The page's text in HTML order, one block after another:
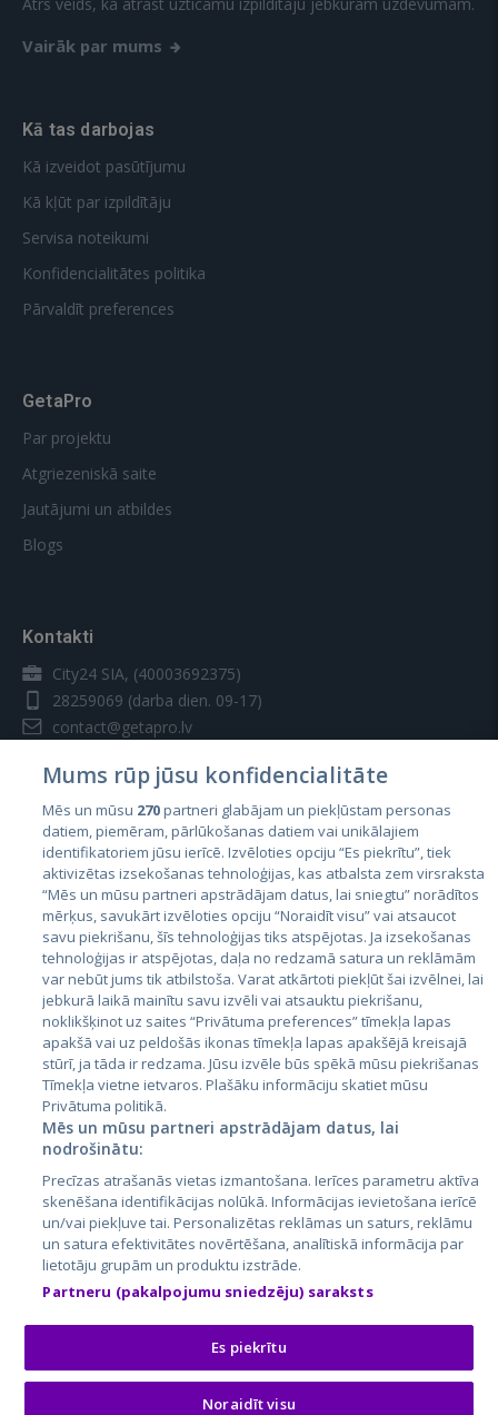
Ātrs veids, kā atrast uzticamu izpildītāju jebkuram uzdevumam.
Vairāk par mums
Kā tas darbojas
Kā izveidot pasūtījumu
Kā kļūt par izpildītāju
Servisa noteikumi
Konfidencialitātes politika
Pārvaldīt preferences
GetaPro
Par projektu
Atgriezeniskā saite
Jautājumi un atbildes
Blogs
Kontakti
City24 SIA, (40003692375)
28259069 (darba dien. 09-17)
contact@getapro.lv
Valstis
Igaunija
Latvija
Lietuva
City24.lv
City24.ee
GetaPro.lv
GetaPro.ee
Skelbiu.lt
Autoplius.lt
Aruodas.lt
CVbankas.lt
Kainos.lt
Paslaugos.lt
auto24.ee
Osta.ee
KuldneBörs.ee
Mums rūp jūsu konfidencialitāte
Mēs un mūsu 270partneri glabājam un piekļūstam personas
datiem, piemēram, pārlūkošanas datiem vai unikālajiem
identifikatoriem jūsu ierīcē. Izvēloties opciju “Es piekrītu”, tiek
aktivizētas izsekošanas tehnoloģijas, kas atbalsta zem virsraksta
“Mēs un mūsu partneri apstrādājam datus, lai sniegtu” norādītos
mērķus, savukārt izvēloties opciju “Noraidīt visu” vai atsaucot
savu piekrišanu, šīs tehnoloģijas tiks atspējotas. Ja izsekošanas
tehnoloģijas ir atspējotas, daļa no redzamā satura un reklāmām
var nebūt jums tik atbilstoša. Varat atkārtoti piekļūt šai izvēlnei, lai
jebkurā laikā mainītu savu izvēli vai atsauktu piekrišanu,
noklikšķinot uz saites “Privātuma preferences” tīmekļa lapas
apakšā vai uz peldošās ikonas tīmekļa lapas apakšējā kreisajā
stūrī, ja tāda ir redzama. Jūsu izvēle būs spēkā mūsu piekrišanas
Tīmekļa vietne ietvaros. Plašāku informāciju skatiet mūsu
Privātuma politikā.
Mēs un mūsu partneri apstrādājam datus, lai
nodrošinātu:
Precīzas atrašanās vietas izmantošana. Ierīces parametru aktīva
skenēšana identifikācijas nolūkā. Informācijas ievietošana ierīcē
un/vai piekļuve tai. Personalizētas reklāmas un saturs, reklāmu
un satura efektivitātes novērtēšana, analītiskā informācija par
lietotāju grupām un produktu izstrāde.
Partneru (pakalpojumu sniedzēju) saraksts
Es piekrītu
Noraidīt visu